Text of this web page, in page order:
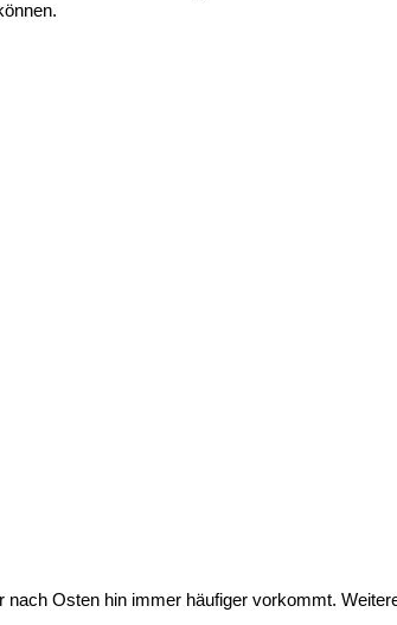
Osten hin immer häufiger vorkommt.